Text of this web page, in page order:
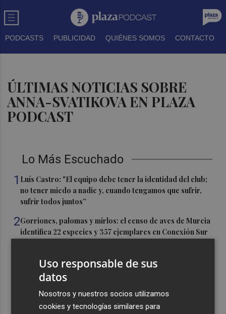
PODCASTS PUBLICIDAD QUIÉNES SOMOS CONTACTO
ÚLTIMAS NOTICIAS SOBRE
ANNA-SVATIKOVA EN PLAZA
PODCAST
Lo Más Escuchado
1 Luís Castro: "El equipo debe tener la identidad del club;
no tener miedo a nadie y, cuando tengamos que sufrir,
sufrir todos juntos”
2Gorriones, palomas y mirlos: el censo de aves de Murcia
identifica 22 especies y 357 ejemplares en Conexión Sur
con pruebas exigentes el fin de semana
Murcia inicia el repintado de señales en Patiño, San Pío
X, Santiago el Mayor, La Murta, Valladolises, Cañada
Hermosa y Cañadas de San Pedro
Uso responsable de sus
datos
Nosotros y nuestros socios utilizamos
cookies y tecnologías similares para